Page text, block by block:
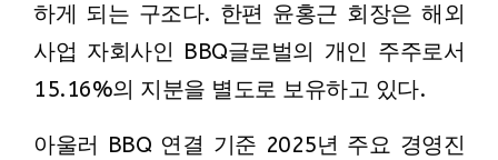
하게 되는 구조다. 한편 윤홍근 회장은 해외
사업 자회사인 BBQ글로벌의 개인 주주로서
15.16%의 지분을 별도로 보유하고 있다.
아울러 BBQ 연결 기준 2025년 주요 경영진